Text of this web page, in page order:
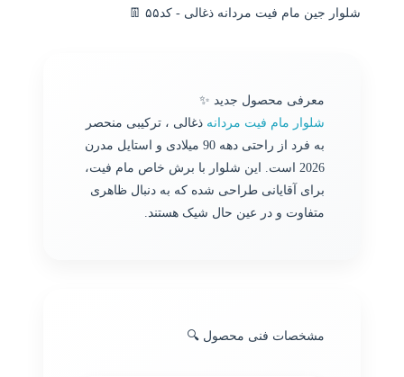
شلوار جین مام فیت مردانه ذغالی - کد۵۵ 👖
معرفی محصول جدید ✨
شلوار مام فیت مردانه ذغالی ، ترکیبی منحصر
به فرد از راحتی دهه 90 میلادی و استایل مدرن
2026 است. این شلوار با برش خاص مام فیت،
برای آقایانی طراحی شده که به دنبال ظاهری
متفاوت و در عین حال شیک هستند.
مشخصات فنی محصول 🔍